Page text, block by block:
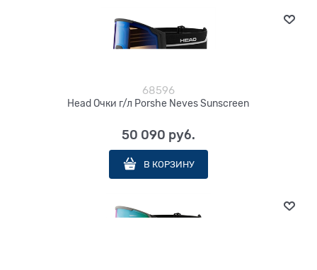
68596
Head Очки г/л Porshe Neves Sunscreen
50 090 руб.
В КОРЗИНУ